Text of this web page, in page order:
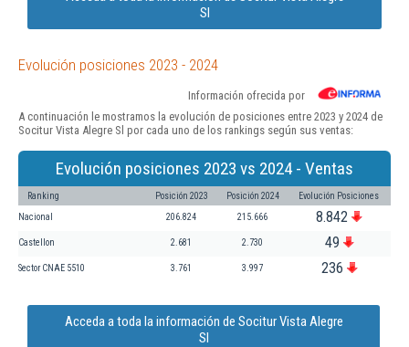
Sl
Evolución posiciones 2023 - 2024
Información ofrecida por
A continuación le mostramos la evolución de posiciones entre 2023 y 2024 de
Socitur Vista Alegre Sl por cada uno de los rankings según sus ventas:
Evolución posiciones 2023 vs 2024 - Ventas
Ranking Posición 2023 Posición 2024 Evolución Posiciones
Nacional 206.824 215.666 8.842
Castellon 2.681 2.730 49
Sector CNAE 5510 3.761 3.997 236
Acceda a toda la información de Socitur Vista Alegre
Sl